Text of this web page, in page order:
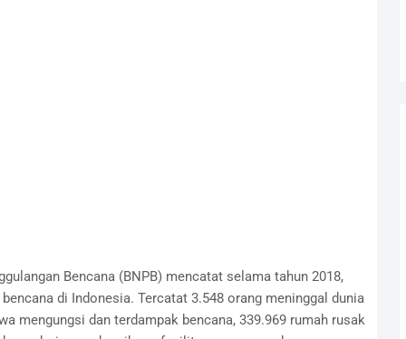
Bencana (BNPB) mencatat selama tahun 2018,
di Indonesia. Tercatat 3.548 orang meninggal dunia
mengungsi dan terdampak bencana, 339.969 rumah rusak